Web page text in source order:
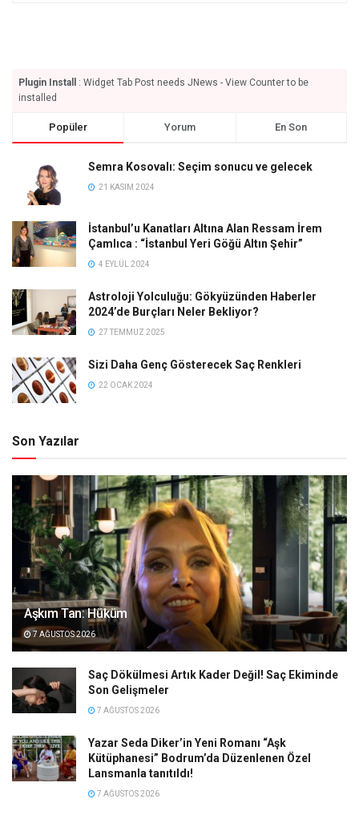
Plugin Install
: Widget Tab Post needs JNews - View Counter to be
installed
Popüler Yorum En Son
Semra Kosovalı: Seçim sonucu ve gelecek
21 KASIM 2024
İstanbul’u Kanatları Altına Alan Ressam İrem
Çamlıca : “İstanbul Yeri Göğü Altın Şehir”
4 EYLÜL 2024
Astroloji Yolculuğu: Gökyüzünden Haberler
2024’de Burçları Neler Bekliyor?
27 TEMMUZ 2025
Sizi Daha Genç Gösterecek Saç Renkleri
22 OCAK 2024
Son Yazılar
Aşkım Tan: Hüküm
7 AĞUSTOS 2026
Saç Dökülmesi Artık Kader Değil! Saç Ekiminde
Son Gelişmeler
7 AĞUSTOS 2026
Yazar Seda Diker’in Yeni Romanı “Aşk
Kütüphanesi” Bodrum’da Düzenlenen Özel
Lansmanla tanıtıldı!
7 AĞUSTOS 2026